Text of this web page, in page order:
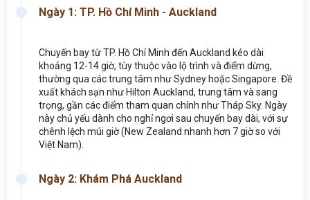
Ngày 1: TP. Hồ Chí Minh - Auckland
Chuyến bay từ TP. Hồ Chí Minh đến Auckland kéo dài
khoảng 12-14 giờ, tùy thuộc vào lộ trình và điểm dừng,
thường qua các trung tâm như Sydney hoặc Singapore. Đề
xuất khách sạn như Hilton Auckland, trung tâm và sang
trọng, gần các điểm tham quan chính như Tháp Sky. Ngày
này chủ yếu dành cho nghỉ ngơi sau chuyến bay dài, với sự
chênh lệch múi giờ (New Zealand nhanh hơn 7 giờ so với
Việt Nam).
Ngày 2: Khám Phá Auckland